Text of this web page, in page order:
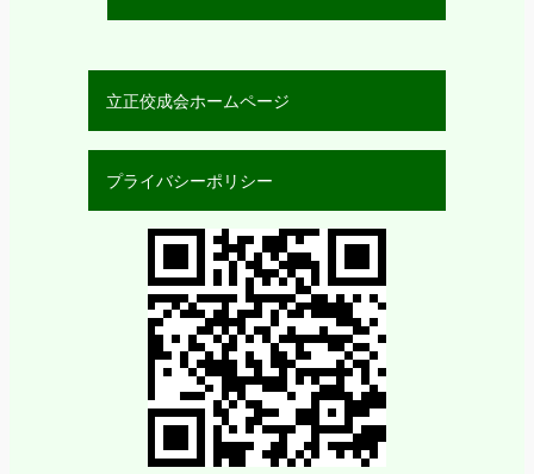
立正佼成会ホームページ
プライバシーポリシー